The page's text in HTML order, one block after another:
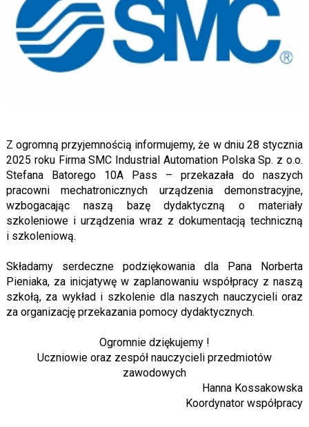
Z ogromną przyjemnością informujemy, że w dniu 28 stycznia
2025 roku Firma SMC Industrial Automation Polska Sp. z o.o.
Stefana Batorego 10A Pass – przekazała do naszych
pracowni mechatronicznych urządzenia demonstracyjne,
wzbogacając naszą bazę dydaktyczną o materiały
szkoleniowe i urządzenia wraz z dokumentacją techniczną
i szkoleniową.
Składamy serdeczne podziękowania dla Pana Norberta
Pieniaka, za inicjatywę w zaplanowaniu współpracy z naszą
szkołą, za wykład i szkolenie dla naszych nauczycieli oraz
za organizację przekazania pomocy dydaktycznych.
Ogromnie dziękujemy !
Uczniowie oraz zespół nauczycieli przedmiotów
zawodowych
Hanna Kossakowska
Koordynator współpracy